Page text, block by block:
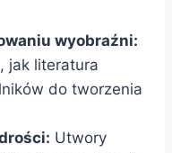
wyobraźni:
jak literatura
do tworzenia
Utwory